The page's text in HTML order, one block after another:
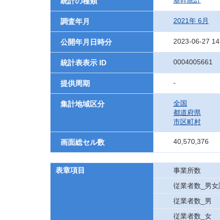
調査年月 2021年 6月
公開年月日時分 2023-06-27
統計表表示 ID 0004005661
提供周期 -
集計地域区分
全国
都道府県
市区町村
画面総セル数 40,570,376
表章項目
事業所数
従業者数_男女
従業者数_男
従業者数_女